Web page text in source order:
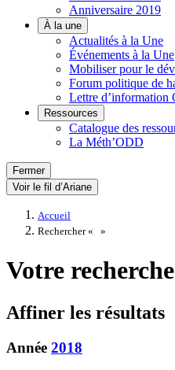
Anniversaire 2019
À la une
Actualités à la Une
Événements à la Une
Mobiliser pour le
Forum politique de
Lettre d’information
Ressources
Catalogue des
La Méth’ODD
Fermer
Voir le fil d’Ariane
Accueil
Rechercher «
»
Votre
Affiner les résultats
Année 2018